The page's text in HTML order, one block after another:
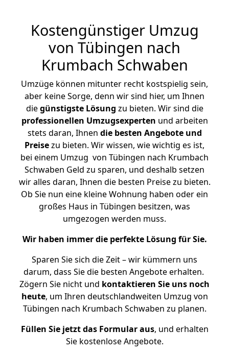
Kostengünstiger Umzug
von Tübingen nach
Krumbach Schwaben
Umzüge können mitunter recht kostspielig sein,
aber keine Sorge, denn wir sind hier, um Ihnen
diegünstigste Lösung zu bieten. Wir sind die
professionellen Umzugsexperten und arbeiten
stets daran, Ihnen die besten Angebote und
Preisezu bieten. Wir wissen, wie wichtig es ist,
bei einem Umzug von Tübingen nach Krumbach
Schwaben Geld zu sparen, und deshalb setzen
wir alles daran, Ihnen die besten Preise zu bieten.
Ob Sie nun eine kleine Wohnung haben oder ein
großes Haus in Tübingen besitzen, was
umgezogen werden muss.
Wir haben immer die perfekte Lösung für Sie.
Sparen Sie sich die Zeit – wir kümmern uns
darum, dass Sie die besten Angebote erhalten.
Zögern Sie nicht und kontaktieren Sie uns noch
heute, um Ihren deutschlandweiten Umzug von
Tübingen nach Krumbach Schwaben zu planen.
Füllen Sie jetzt das Formular aus, und erhalten
Sie kostenlose Angebote.